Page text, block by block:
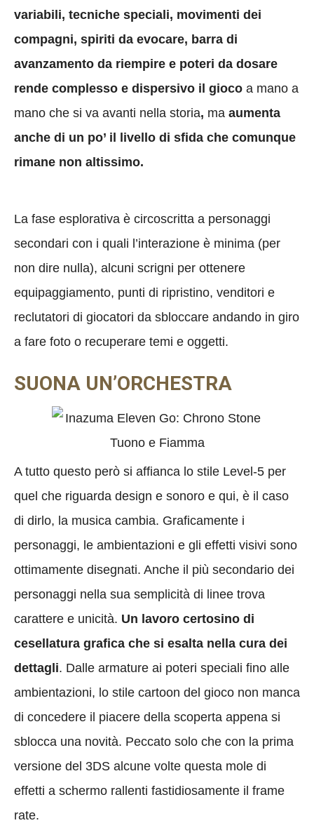
variabili, tecniche speciali, movimenti dei
compagni, spiriti da evocare, barra di
avanzamento da riempire e poteri da dosare
rende complesso e dispersivo il gioco a mano a
mano che si va avanti nella storia, ma aumenta
anche di un po’ il livello di sfida che comunque
rimane non altissimo.
La fase esplorativa è circoscritta a personaggi
secondari con i quali l’interazione è minima (per
non dire nulla), alcuni scrigni per ottenere
equipaggiamento, punti di ripristino, venditori e
reclutatori di giocatori da sbloccare andando in giro
a fare foto o recuperare temi e oggetti.
SUONA UN’ORCHESTRA
A tutto questo però si affianca lo stile Level-5 per
quel che riguarda design e sonoro e qui, è il caso
di dirlo, la musica cambia. Graficamente i
personaggi, le ambientazioni e gli effetti visivi sono
ottimamente disegnati. Anche il più secondario dei
personaggi nella sua semplicità di linee trova
carattere e unicità. Un lavoro certosino di
cesellatura grafica che si esalta nella cura dei
dettagli. Dalle armature ai poteri speciali fino alle
ambientazioni, lo stile cartoon del gioco non manca
di concedere il piacere della scoperta appena si
sblocca una novità. Peccato solo che con la prima
versione del 3DS alcune volte questa mole di
effetti a schermo rallenti fastidiosamente il frame
rate.